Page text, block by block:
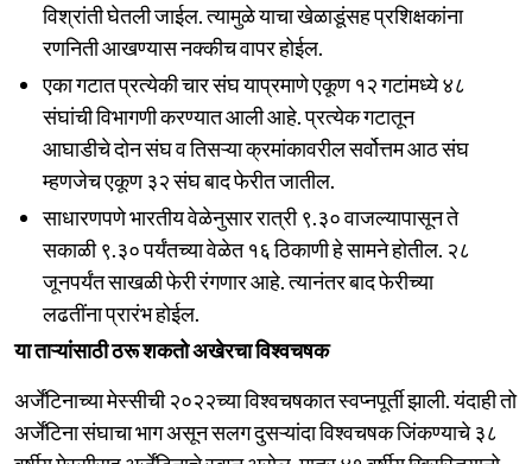
विश्रांती घेतली जाईल. त्यामुळे याचा खेळाडूंसह प्रशिक्षकांना
रणनिती आखण्यास नक्कीच वापर होईल.
एका गटात प्रत्येकी चार संघ याप्रमाणे एकूण १२ गटांमध्ये ४८
संघांची विभागणी करण्यात आली आहे. प्रत्येक गटातून
आघाडीचे दोन संघ व तिसऱ्या क्रमांकावरील सर्वोत्तम आठ संघ
म्हणजेच एकूण ३२ संघ बाद फेरीत जातील.
साधारणपणे भारतीय वेळेनुसार रात्री ९.३० वाजल्यापासून ते
सकाळी ९.३० पर्यंतच्या वेळेत १६ ठिकाणी हे सामने होतील. २८
जूनपर्यंत साखळी फेरी रंगणार आहे. त्यानंतर बाद फेरीच्या
लढतींना प्रारंभ होईल.
या ताऱ्यांसाठी ठरू शकतो अखेरचा विश्वचषक
अर्जेंटिनाच्या मेस्सीची २०२२च्या विश्वचषकात स्वप्नपूर्ती झाली. यंदाही तो
अर्जेंटिना संघाचा भाग असून सलग दुसऱ्यांदा विश्वचषक जिंकण्याचे ३८